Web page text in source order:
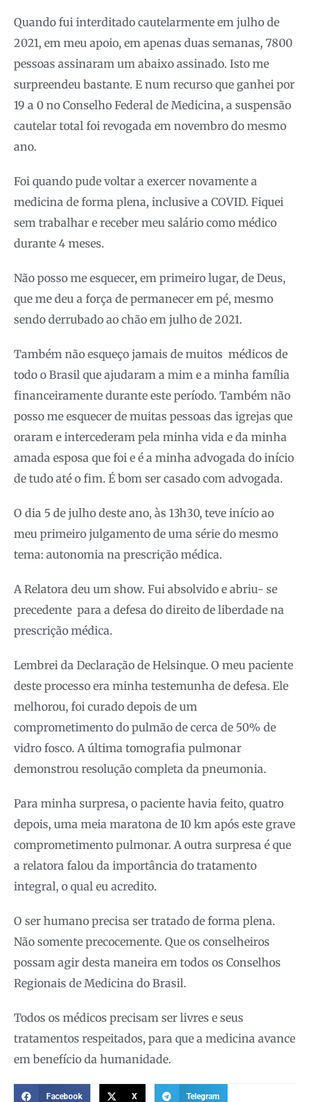
Quando fui interditado cautelarmente em julho de
2021, em meu apoio, em apenas duas semanas, 7800
pessoas assinaram um abaixo assinado. Isto me
surpreendeu bastante. E num recurso que ganhei por
19 a 0 no Conselho Federal de Medicina, a suspensão
cautelar total foi revogada em novembro do mesmo
ano.
Foi quando pude voltar a exercer novamente a
medicina de forma plena, inclusive a COVID. Fiquei
sem trabalhar e receber meu salário como médico
durante 4 meses.
Não posso me esquecer, em primeiro lugar, de Deus,
que me deu a força de permanecer em pé, mesmo
sendo derrubado ao chão em julho de 2021.
Também não esqueço jamais de muitos médicos de
todo o Brasil que ajudaram a mim e a minha família
financeiramente durante este período. Também não
posso me esquecer de muitas pessoas das igrejas que
oraram e intercederam pela minha vida e da minha
amada esposa que foi e é a minha advogada do início
de tudo até o fim. É bom ser casado com advogada.
O dia 5 de julho deste ano, às 13h30, teve início ao
meu primeiro julgamento de uma série do mesmo
tema: autonomia na prescrição médica.
A Relatora deu um show. Fui absolvido e abriu- se
precedente para a defesa do direito de liberdade na
prescrição médica.
Lembrei da Declaração de Helsinque. O meu paciente
deste processo era minha testemunha de defesa. Ele
melhorou, foi curado depois de um
comprometimento do pulmão de cerca de 50% de
vidro fosco. A última tomografia pulmonar
demonstrou resolução completa da pneumonia.
Para minha surpresa, o paciente havia feito, quatro
depois, uma meia maratona de 10 km após este grave
comprometimento pulmonar. A outra surpresa é que
a relatora falou da importância do tratamento
integral, o qual eu acredito.
O ser humano precisa ser tratado de forma plena.
Não somente precocemente. Que os conselheiros
possam agir desta maneira em todos os Conselhos
Regionais de Medicina do Brasil.
Todos os médicos precisam ser livres e seus
tratamentos respeitados, para que a medicina avance
em benefício da humanidade.
Facebook X Telegram